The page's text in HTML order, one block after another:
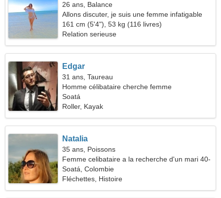
26 ans, Balance
Allons discuter, je suis une femme infatigable
161 cm (5'4"), 53 kg (116 livres)
Relation serieuse
Edgar
31 ans, Taureau
Homme célibataire cherche femme
Soatá
Roller, Kayak
Natalia
35 ans, Poissons
Femme celibataire a la recherche d'un mari 40-
44
Soatá, Colombie
Fléchettes, Histoire